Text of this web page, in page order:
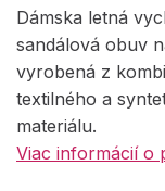
Dámska letná
sandálová obuv
vyrobená z
textilného a
materiálu.
Viac informácií o